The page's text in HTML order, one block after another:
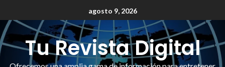
agosto 9, 2026
Tu Revista Digital